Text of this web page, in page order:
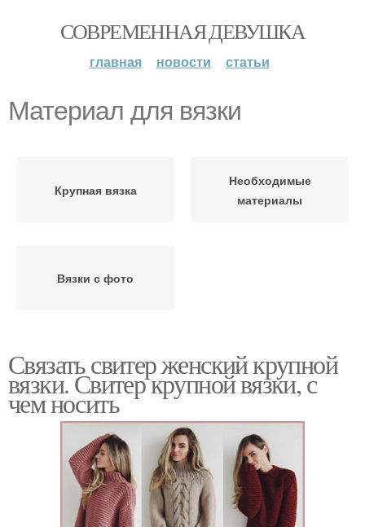
СОВРЕМЕННАЯ ДЕВУШКА
главная новости статьи
Материал для вязки
Крупная вязка
Необходимые
материалы
Вязки с фото
Связать свитер женский крупной
вязки. Свитер крупной вязки, с
чем носить